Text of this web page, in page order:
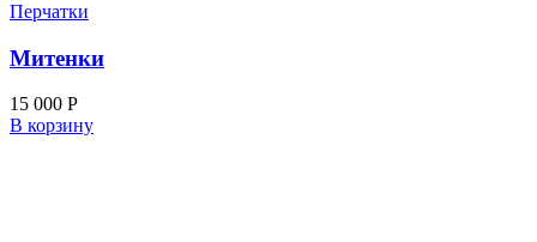
Перчатки
Митенки
15 000 Р
В корзину